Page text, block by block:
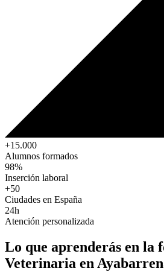
+15.000
Alumnos formados
98%
Inserción laboral
+50
Ciudades en España
24h
Atención personalizada
Lo que aprenderás en la
Veterinaria en